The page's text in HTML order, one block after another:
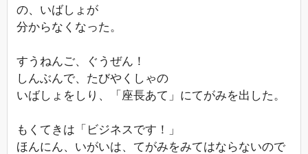
の、いばしょが
分からなくなった。
すうねんご、ぐうぜん！
しんぶんで、たびやくしゃの
いばしょをしり、「座長あて」にてがみを出した。
もくてきは「ビジネスです！」
ほんにん、いがいは、てがみをみてはならないので